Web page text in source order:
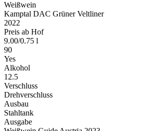
Weißwein
Kamptal DAC Grüner Veltliner
2022
Preis ab Hof
9.00/0.75 l
90
Yes
Alkohol
12.5
Verschluss
Drehverschluss
Ausbau
Stahltank
Ausgabe